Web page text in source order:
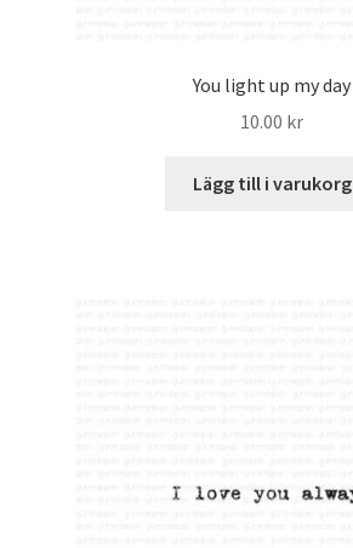
You light up my day
10.00 kr
Lägg till i varukorg